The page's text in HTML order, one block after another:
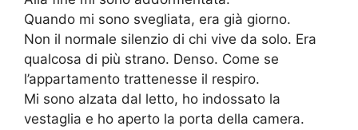
Quando mi sono svegliata, era già giorno.
Non il normale silenzio di chi vive da solo. Era
qualcosa di più strano. Denso. Come se
l’appartamento trattenesse il respiro.
Mi sono alzata dal letto, ho indossato la
vestaglia e ho aperto la porta della camera.